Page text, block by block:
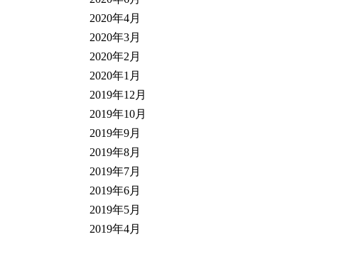
2020年4月
2020年3月
2020年2月
2020年1月
2019年12月
2019年10月
2019年9月
2019年8月
2019年7月
2019年6月
2019年5月
2019年4月